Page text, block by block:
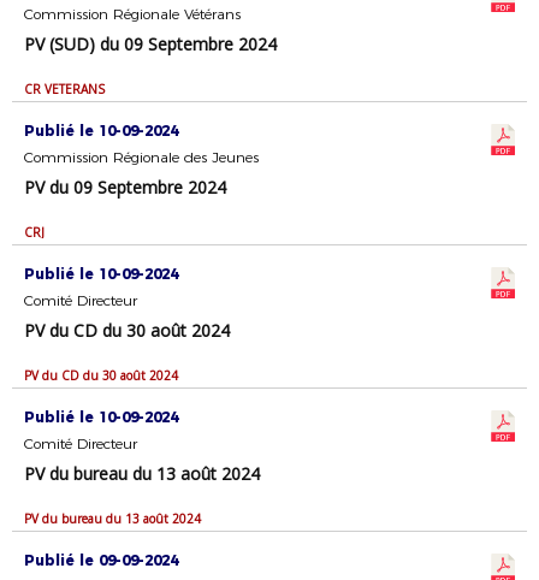
Commission Régionale Vétérans
PV (SUD) du 09 Septembre 2024
CR VETERANS
Publié le 10-09-2024
Commission Régionale des Jeunes
PV du 09 Septembre 2024
CRJ
Publié le 10-09-2024
Comité Directeur
PV du CD du 30 août 2024
PV du CD du 30 août 2024
Publié le 10-09-2024
Comité Directeur
PV du bureau du 13 août 2024
PV du bureau du 13 août 2024
Publié le 09-09-2024